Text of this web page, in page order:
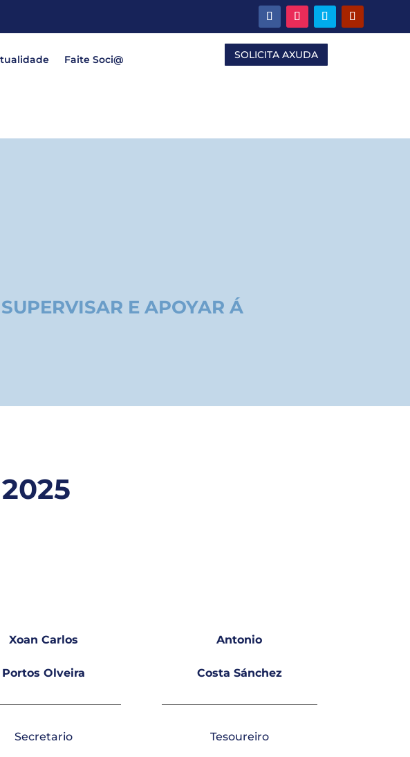
Faite Soci@ SOLICITA AXUDA
E APOYAR Á
Xoan Carlos
Portos Olveira
Secretario
Antonio
Costa Sánchez
Tesoureiro